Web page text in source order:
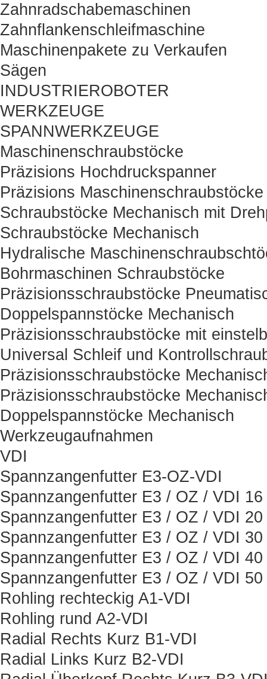
Zahnradschabemaschinen
Zahnflankenschleifmaschine
Maschinenpakete zu Verkaufen
Sägen
INDUSTRIEROBOTER
WERKZEUGE
SPANNWERKZEUGE
Maschinenschraubstöcke
Präzisions Hochdruckspanner
Präzisions Maschinenschraubstöcke
Schraubstöcke Mechanisch mit
Schraubstöcke Mechanisch
Hydralische
Bohrmaschinen Schraubstöcke
Präzisionsschraubstöcke
Doppelspannstöcke Mechanisch
Präzisionsschraubstöcke mit
Universal Schleif und
Präzisionsschraubstöcke
Präzisionsschraubstöcke
Doppelspannstöcke Mechanisch
Werkzeugaufnahmen
VDI
Spannzangenfutter E3-OZ-VDI
Spannzangenfutter E3 / OZ / VDI 16
Spannzangenfutter E3 / OZ / VDI 20
Spannzangenfutter E3 / OZ / VDI 30
Spannzangenfutter E3 / OZ / VDI 40
Spannzangenfutter E3 / OZ / VDI 50
Rohling rechteckig A1-VDI
Rohling rund A2-VDI
Radial Rechts Kurz B1-VDI
Radial Links Kurz B2-VDI